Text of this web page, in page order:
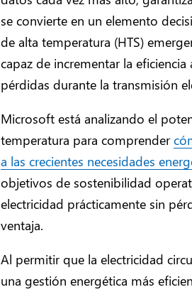
se convierte en un elemento
de alta temperatura (HTS)
capaz de incrementar la
pérdidas durante la transmisión
Microsoft está analizando el
temperatura para comprender
a las crecientes necesidades
objetivos de sostenibilidad
electricidad prácticamente sin
ventaja.
Al permitir que la electricidad
una gestión energética más